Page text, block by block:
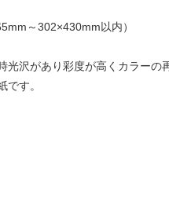
～302×430mm以内）
光沢があり彩度が高くカラーの
です。